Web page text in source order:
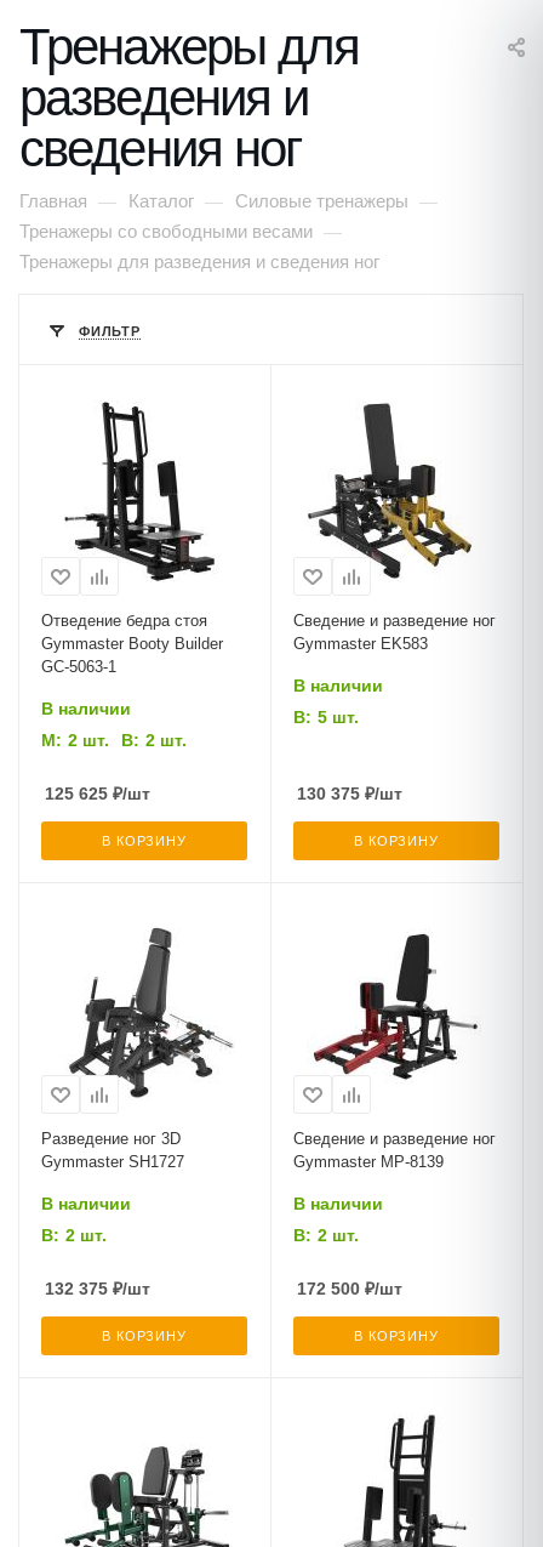
Тренажеры для
разведения и
сведения ног
Главная — Каталог — Силовые тренажеры —
Тренажеры со свободными весами —
Тренажеры для разведения и сведения ног
ФИЛЬТР
Отведение бедра стоя
Gymmaster Booty Builder
GC-5063-1
В наличии
М: 2 шт. В: 2 шт.
125 625 ₽/шт
В КОРЗИНУ
Сведение и разведение ног
Gymmaster EK583
В наличии
В: 5 шт.
130 375 ₽/шт
В КОРЗИНУ
Разведение ног 3D
Gymmaster SH1727
В наличии
В: 2 шт.
132 375 ₽/шт
В КОРЗИНУ
Сведение и разведение ног
Gymmaster MP-8139
В наличии
В: 2 шт.
172 500 ₽/шт
В КОРЗИНУ